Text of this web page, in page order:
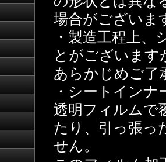
場合がございま
・製造工程上
とがございます
あらかじめご了
・シートイン
透明フィルムで
たり、引っ張っ
せん。